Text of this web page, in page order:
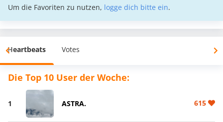
Um die Favoriten zu nutzen, logge dich bitte ein.
Heartbeats Votes
Die Top 10 User der Woche:
1 ASTRA. 615